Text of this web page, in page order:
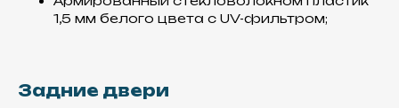
1,5 мм белого цвета с UV-фильтром;
Задние двери
Производство